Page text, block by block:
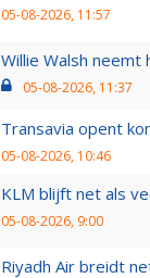
05-08-2026, 11:57
Willie Walsh
05-08-2026, 11:37
Transavia opent
05-08-2026, 10:46
KLM blijft net als
05-08-2026, 9:00
Riyadh Air breidt